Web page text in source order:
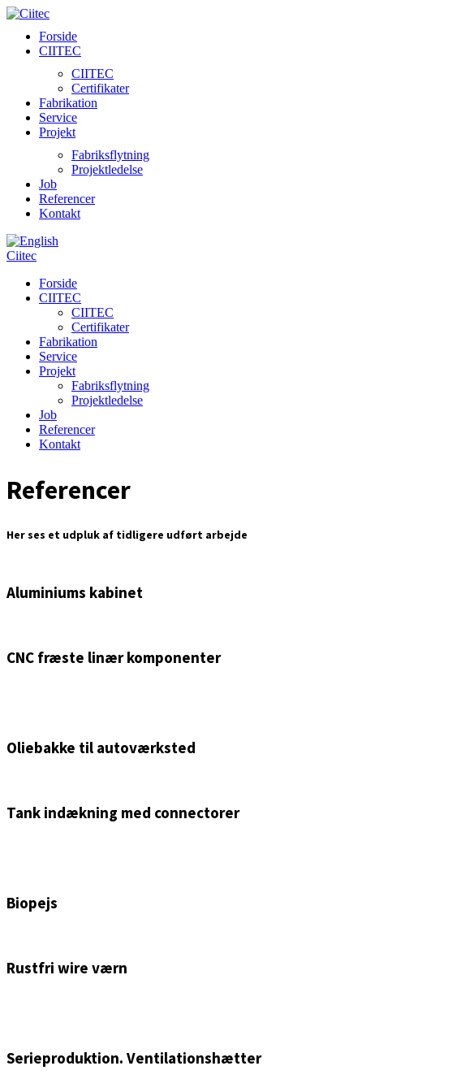
Forside
CIITEC
CIITEC
Certifikater
Fabrikation
Service
Projekt
Fabriksflytning
Projektledelse
Job
Referencer
Kontakt
Ciitec
Forside
CIITEC
CIITEC
Certifikater
Fabrikation
Service
Projekt
Fabriksflytning
Projektledelse
Job
Referencer
Kontakt
Referencer
Her ses et udpluk af tidligere udført arbejde
Aluminiums kabinet
CNC fræste linær komponenter
Oliebakke til autoværksted
Tank indækning med connectorer
Biopejs
Rustfri wire værn
Serieproduktion. Ventilationshætter